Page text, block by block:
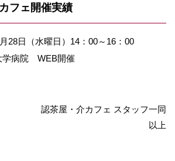
フェ開催実績
28日（水曜日） 14：00～16：00
学病院 WEB開催
認茶屋・介カフェ スタッフ一同
以上